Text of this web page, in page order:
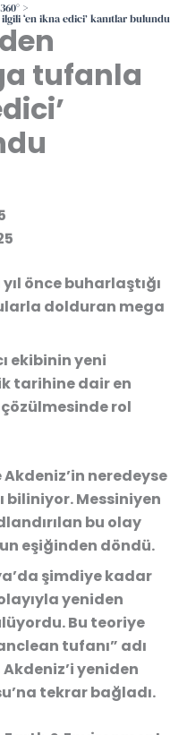
360°
‘en ikna edici’ kanıtlar bulundu
tufanla
önce buharlaştığı
dolduran mega
ekibinin yeni
tarihine dair en
rol
Akdeniz’in neredeyse
biliniyor. Messiniyen
bu olay
eşiğinden döndü.
şimdiye kadar
yeniden
Bu teoriye
tufanı” adı
yeniden
tekrar bağladı.